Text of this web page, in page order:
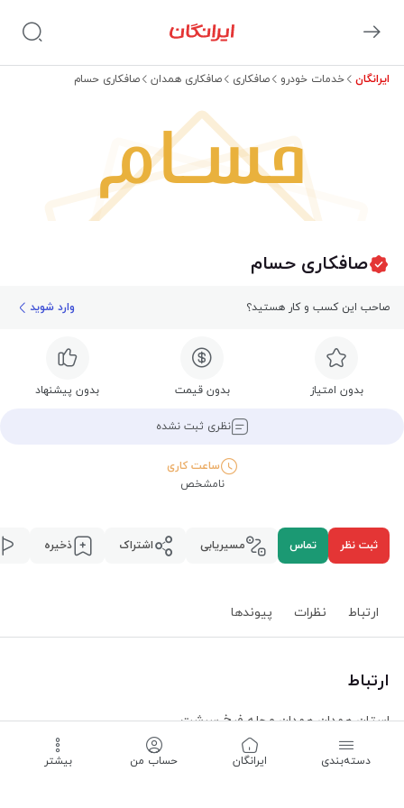
ایرانگان خدمات خودرو صافکاری صافکاری همدان صافکاری حسام
حسام
صافکاری حسام
صاحب این کسب و کار هستید؟ وارد شوید
بدون امتیاز بدون قیمت بدون پیشنهاد
نظری ثبت نشده
ساعت کاری
نامشخص
ثبت نظر تماس مسیریابی اشتراک ذخیره
ارتباط نظرات پیوند‌ها
ارتباط
استان همدان،همدان،محله فرخ سرشت،
مسیریابی دسته‌بندی ‌ایرانگان حساب من بیشتر